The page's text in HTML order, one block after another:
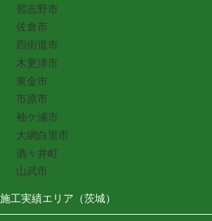
習志野市
佐倉市
四街道市
木更津市
東金市
市原市
袖ケ浦市
大網白里市
酒々井町
山武市
施工実績エリア（茨城）